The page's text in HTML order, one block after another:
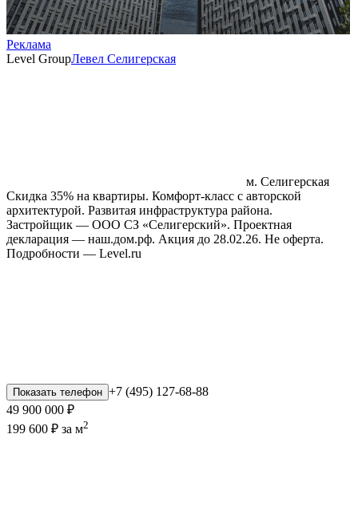
Реклама
Level GroupЛевел Селигерская
м. Селигерская
Скидка 35% на квартиры. Комфорт‑класс с авторской
архитектурой. Развитая инфраструктура района.
Застройщик — ООО СЗ «Селигерский». Проектная
декларация — наш.дом.рф. Акция до 28.02.26. Не оферта.
Подробности — Level.ru
Показать телефон +7 (495) 127-68-88
49 900 000 ₽
199 600 ₽ за м2